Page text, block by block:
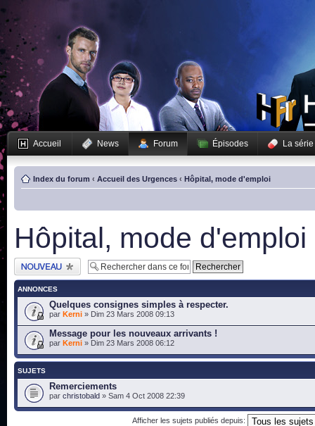
Accueil News Forum Épisodes La série
Index du forum ‹ Accueil des Urgences ‹ Hôpital, mode d'emploi
Hôpital, mode d'emploi
Publier un nouveau
sujet
ANNONCES
Quelques consignes simples à respecter.
par Kerni » Dim 23 Mars 2008 09:13
Message pour les nouveaux arrivants !
par Kerni » Dim 23 Mars 2008 06:12
SUJETS
Remerciements
par christobald » Sam 4 Oct 2008 22:39
Afficher les sujets publiés depuis: